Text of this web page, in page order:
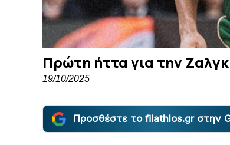
Πρώτη ήττα για την
19/10/2025
Προσθέστε το filathlos.gr στην